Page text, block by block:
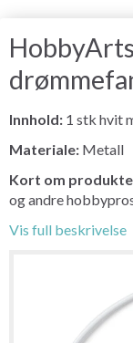
Innhold: 1 stk hvit
Materiale: Metall
Kort om
og andre
Vis full beskrivelse